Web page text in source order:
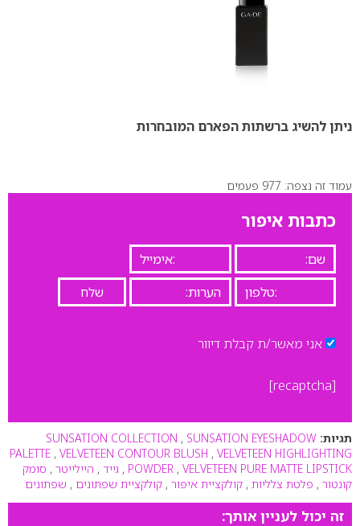
ניתן להשיג ברשתות הפארם המובחרות
עמוד זה נצפה: 977 פעמים
כתבות איפור
אני מאשר/ת קבלת דיוור
[recaptcha]
תגיות: SUNSATION COLLECTION , SUNSATION EYESHADOW
PALETTE , VELVETEEN CONTOUR BLUSH , VELVETEEN HIGHLIGHTING
POWDER , VELVETEEN PURE MATTE LIPSTICK
, גייד , היילייטר , סומק
קונטור , פלטת צלליות , קולקציית איפור , קולקציית שפתונים , שפתונים
זה יכול לעניין אותך: